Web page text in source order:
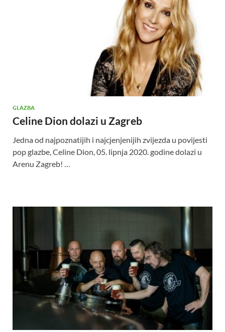
GLAZBA
Celine Dion dolazi u Zagreb
Jedna od najpoznatijih i najcjenjenijih zvijezda u povijesti
pop glazbe, Celine Dion, 05. lipnja 2020. godine dolazi u
Arenu Zagreb! …